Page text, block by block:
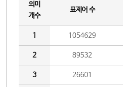
의미
개수
표제어 수
1 1054629
2 89532
3 26601